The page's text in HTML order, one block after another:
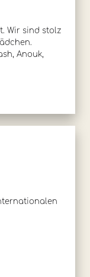
Wir sind stolz
Anouk,